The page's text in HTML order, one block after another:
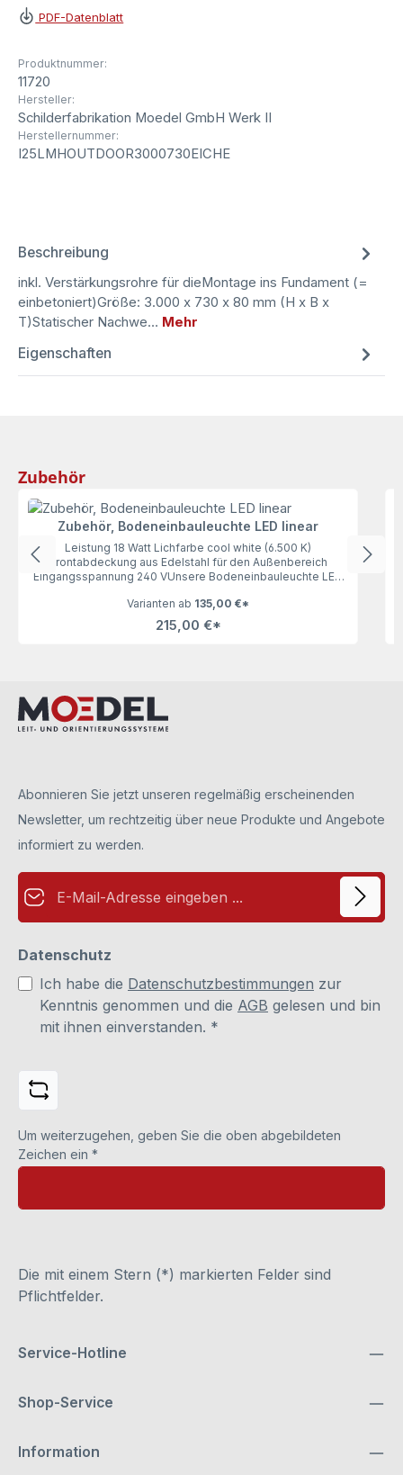
PDF-Datenblatt
Produktnummer:
11720
Hersteller:
Schilderfabrikation Moedel GmbH Werk II
Herstellernummer:
I25LMHOUTDOOR3000730EICHE
Beschreibung
inkl. Verstärkungsrohre für dieMontage ins Fundament (=
einbetoniert)Größe: 3.000 x 730 x 80 mm (H x B x
T)Statischer Nachwe… Mehr
Eigenschaften
Produktgalerie überspringen
Zubehör
Zubehör, Bodeneinbauleuchte LED linear
Leistung 18 Watt Lichfarbe cool white (6.500 K)
Frontabdeckung aus Edelstahl für den Außenbereich
Eingangsspannung 240 VUnsere Bodeneinbauleuchte LED
Licht ins Dunkel. Unerlässliches Zubehör für alle Schilder,
die keine eigene Beleuchtung haben. Elektoinstallationen
bitte nur vom Fachmann ausführen lassen.
Varianten ab 135,00 €*
215,00 €*
Abonnieren Sie jetzt unseren regelmäßig erscheinenden
Newsletter, um rechtzeitig über neue Produkte und Angebote
informiert zu werden.
E-Mail-Adresse*
Datenschutz
Ich habe die Datenschutzbestimmungen zur
Kenntnis genommen und die AGB gelesen und bin
mit ihnen einverstanden. *
Um weiterzugehen, geben Sie die oben abgebildeten
Zeichen ein *
Die mit einem Stern (*) markierten Felder sind
Pflichtfelder.
Service-Hotline
Shop-Service
Information